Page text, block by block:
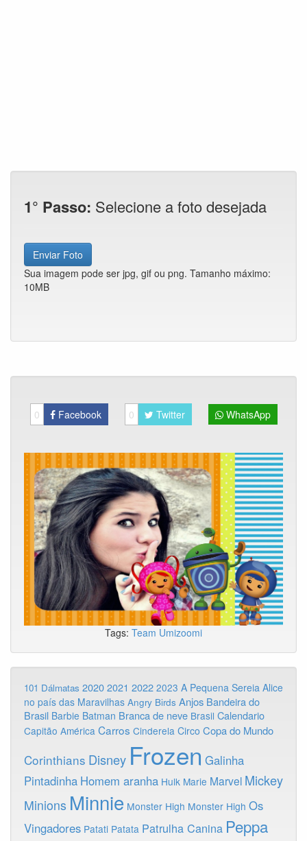
1° Passo: Selecione a foto desejada
Enviar Foto
Sua imagem pode ser jpg, gif ou png. Tamanho máximo:
10MB
0 Facebook 0 Twitter WhatsApp
Tags: Team Umizoomi
101 Dálmatas 2020 2021 2022 2023 A Pequena Sereia Alice
no país das Maravilhas Angry Birds Anjos Bandeira do
Brasil Barbie Batman Branca de neve Brasil Calendario
Capitão América Carros Cinderela Circo Copa do Mundo
Corinthians Disney Frozen Galinha
Pintadinha Homem aranha Hulk Marie Marvel Mickey
Minions Minnie Monster High Monster High Os
Vingadores Patati Patata Patrulha Canina Peppa